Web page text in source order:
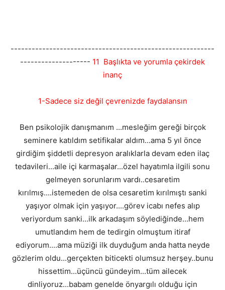
----------------------------------------------------------
-------------------- 11 Başlıkta ve yorumla çekirdek
inanç
1-Sadece siz değil çevrenizde faydalansın
Ben psikolojik danışmanım ...mesleğim gereği birçok
seminere katıldım setifikalar aldım...ama 5 yıl önce
girdiğim şiddetli depresyon aralıklarla devam eden ilaç
tedavileri...aile içi karmaşalar...özel hayatımla ilgili sonu
gelmeyen sorunlarım vardı..cesaretim
kırılmış....istemeden de olsa cesaretim kırılmıştı sanki
yaşıyor olmak için yaşıyor....görev icabı nefes alıp
veriyordum sanki...ilk arkadaşım söylediğinde...hem
umutlandım hem de tedirgin olmuştum itiraf
ediyorum....ama müziği ilk duyduğum anda hatta neyde
gözlerim oldu...gerçekten biticekti olumsuz herşey..bunu
hissettim...üçüncü gündeyim...tüm ailecek
dinliyoruz...babam genelde önyargılı olduğu için